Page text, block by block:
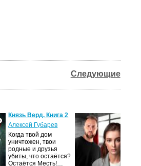
Следующие
Князь Верд. Книга 2
Алексей Губарев
Когда твой дом
уничтожен, твои
родные и друзья
убиты, что остаётся?
Остаётся Месть!…